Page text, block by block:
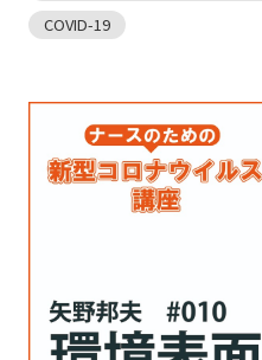
COVID-19